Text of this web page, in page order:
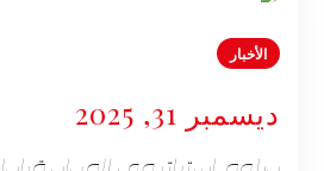
الأخبار
ديسمبر 31, 2025